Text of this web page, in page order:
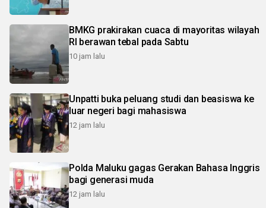
BMKG prakirakan cuaca di mayoritas wilayah
RI berawan tebal pada Sabtu
10 jam lalu
Unpatti buka peluang studi dan beasiswa ke
luar negeri bagi mahasiswa
12 jam lalu
Polda Maluku gagas Gerakan Bahasa Inggris
bagi generasi muda
12 jam lalu